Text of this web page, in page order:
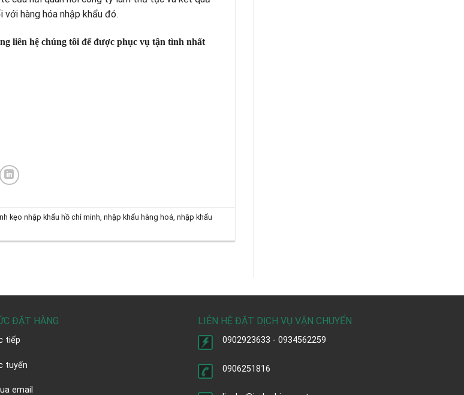
hàng hóa nhập khẩu đó.
liên hệ chúng tôi để được phục vụ tận tình nhất
kẹo nhập khẩu hồ chí minh,nhập khẩu hàng hoá,nhập khẩu
ĐẶT HÀNG
tiếp
tuyến
email
LIÊN HỆ ĐẶT DỊCH VỤ VẬN CHUYỂN
0902923633 - 0934562259
0906251816